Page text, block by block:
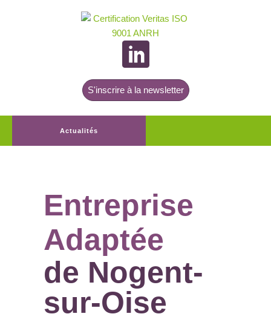
S'inscrire à la newsletter
Actualités
Entreprise
Adaptée
de Nogent-
sur-Oise